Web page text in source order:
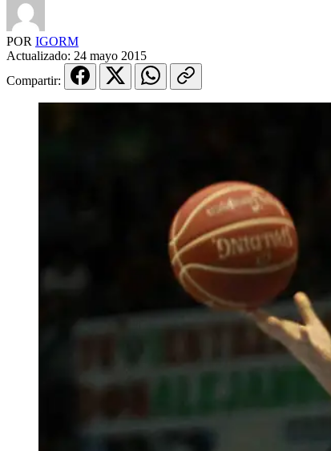
POR IGORM
Actualizado: 24 mayo 2015
Compartir: